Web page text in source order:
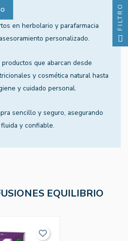
en herbolario y parafarmacia
personalizado.
que abarcan desde
y cosmética natural hasta
y cuidado personal.
sencillo y seguro, asegurando
y confiable.
EQUILIBRIO
FILTRO